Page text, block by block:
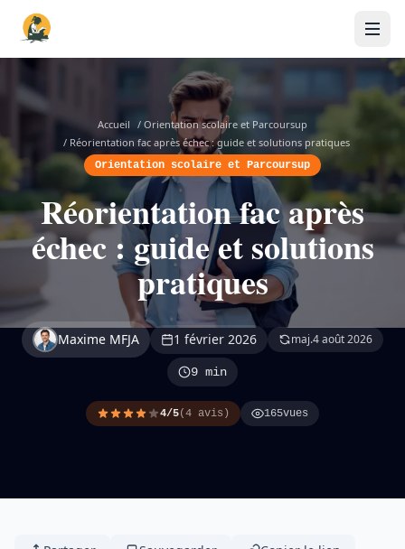
Accueil / Orientation scolaire et Parcoursup
/ Réorientation fac après échec : guide et solutions pratiques
Orientation scolaire et Parcoursup
Réorientation fac après
échec : guide et solutions
pratiques
Maxime MFJA 1 février 2026 maj.4 août 2026
9 min
4/5(4 avis) 165vues